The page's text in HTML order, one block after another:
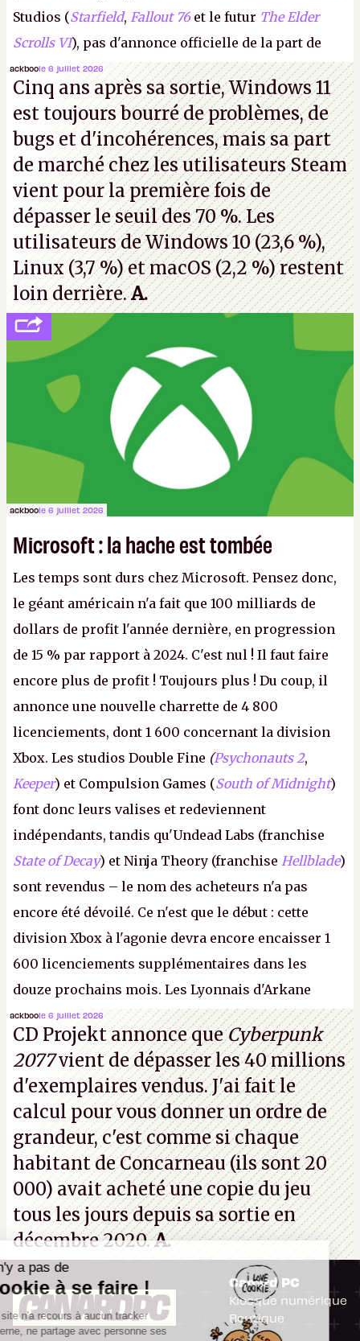
Studios (Starfield, Fallout 76 et le futur The Elder
Scrolls VI), pas d'annonce officielle de la part de
Microsoft, mais le syndicat des employés confirme
de nombreux licenciements.A.
ackboole 6 juillet 2026
Cinq ans après sa sortie, Windows 11
est toujours bourré de problèmes, de
bugs et d'incohérences, mais sa part
de marché chez les utilisateurs Steam
vient pour la première fois de
dépasser le seuil des 70 %. Les
utilisateurs de Windows 10 (23,6 %),
Linux (3,7 %) et macOS (2,2 %) restent
loin derrière.A.
ackboole 6 juillet 2026
Microsoft : la hache est tombée
Les temps sont durs chez Microsoft. Pensez donc,
le géant américain n'a fait que 100 milliards de
dollars de profit l'année dernière, en progression
de 15 % par rapport à 2024. C'est nul ! Il faut faire
encore plus de profit ! Toujours plus ! Du coup, il
annonce une nouvelle charrette de 4 800
licenciements, dont 1 600 concernant la division
Xbox. Les studios Double Fine (Psychonauts 2,
Keeper) et Compulsion Games (South of Midnight)
font donc leurs valises et redeviennent
indépendants, tandis qu'Undead Labs (franchise
State of Decay) et Ninja Theory (franchise Hellblade)
sont revendus – le nom des acheteurs n'a pas
encore été dévoilé. Ce n'est que le début : cette
division Xbox à l'agonie devra encore encaisser 1
600 licenciements supplémentaires dans les
douze prochains mois. Les Lyonnais d'Arkane
(Dishonored, Deathloop) pourraient faire partie des
prochaines victimes, puisque Microsoft a confirmé
vouloir se séparer du studio.A.
ackboole 6 juillet 2026
CD Projekt annonce queCyberpunk
2077vient de dépasser les 40 millions
d'exemplaires vendus. J'ai fait le
calcul pour vous donner un ordre de
grandeur, c'est comme si chaque
habitant de Concarneau (ils sont 20
000) avait acheté une copie du jeu
tous les jours depuis sa sortie en
décembre 2020.A.
Canard PC
Kiosque numérique
Boutique
Il n'y a pas de
Cookie à se faire !
Ce site n'a recours à aucun tracker
externe, ne partage avec personne ses